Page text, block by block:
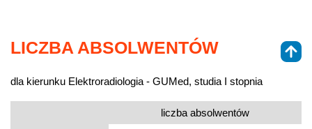
LICZBA ABSOLWENTÓW
dla kierunku Elektroradiologia - GUMed, studia I stopnia
liczba absolwentów